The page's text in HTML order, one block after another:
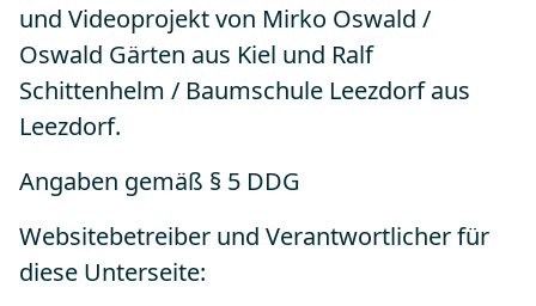
und Videoprojekt von Mirko Oswald /
Oswald Gärten aus Kiel und Ralf
Schittenhelm / Baumschule Leezdorf aus
Leezdorf.
Angaben gemäß § 5 DDG
Websitebetreiber und Verantwortlicher für
diese Unterseite: